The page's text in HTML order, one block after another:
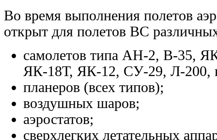
Во время выполнения полетов
открыт для полетов ВС
самолетов типа АН-2, В-35,
ЯК-18Т, ЯК-12, СУ-29, Л-200,
планеров (всех типов);
воздушных шаров;
аэростатов;
сверхлегких летательных